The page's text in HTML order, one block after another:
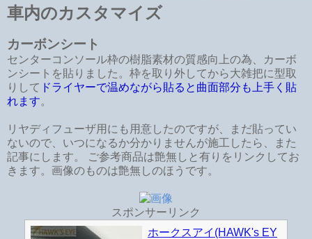
車内のカスタマイズ
カーボンシート
センターコンソール枠の樹脂素材の質感向上の為、カーボ
ンシートを貼りました。枠を取り外してから大雑把に型取
りして ドライヤーで温めながら貼ると曲面部分も上手く貼
れます。
リヤディフューザ用にも用意したのですが、まだ貼ってい
ないので、いつになるか分かりませんが施工したら、また
記事にします。 ご参考商品は艶無しと有りをリンクしてお
きます。画像のものは艶無しのほうです。
スポンサーリンク
ホークスアイ(HAWK's EY